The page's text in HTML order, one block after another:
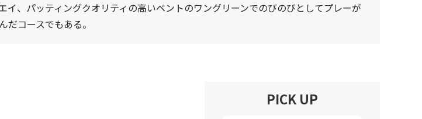
、パッティングクオリティの高いベントのワングリーンでのびのびとしてプレーが
コースでもある。
PICK UP